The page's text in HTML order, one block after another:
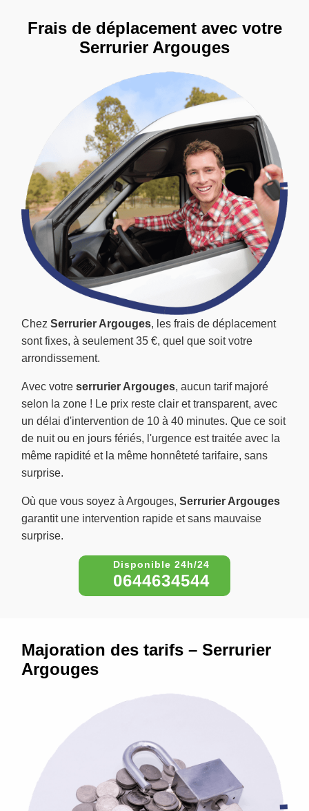
Chez Serrurier Argouges, les frais de déplacement
sont fixes, à seulement 35 €, quel que soit votre
arrondissement.
Avec votre serrurier Argouges, aucun tarif majoré
selon la zone ! Le prix reste clair et transparent, avec
un délai d'intervention de 10 à 40 minutes. Que ce soit
de nuit ou en jours fériés, l'urgence est traitée avec la
même rapidité et la même honnêteté tarifaire, sans
surprise.
Où que vous soyez à Argouges, Serrurier Argouges
garantit une intervention rapide et sans mauvaise
surprise.
0644634544
Frais de déplacement avec votre
Serrurier Argouges
Majoration des tarifs – Serrurier
Argouges